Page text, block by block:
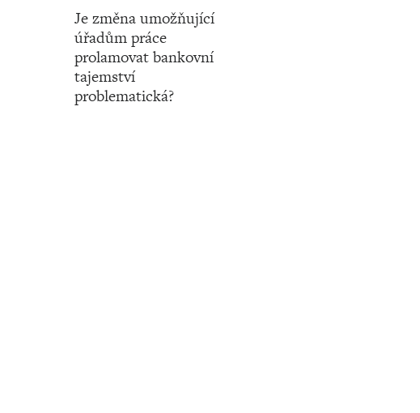
Je změna umožňující
úřadům práce
prolamovat bankovní
tajemství
problematická?